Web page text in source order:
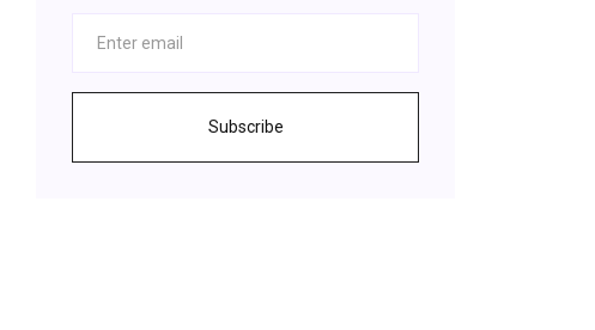
Subscribe